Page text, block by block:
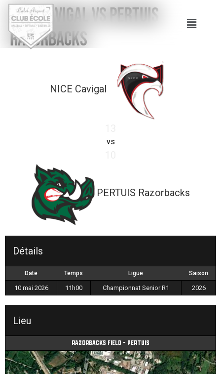
NICE Cavigal vs PERTUIS
Razorbacks
NICE Cavigal
vs
PERTUIS Razorbacks
Détails
Date Temps Ligue Saison
10 mai 2026 11h00 Championnat Senior R1 2026
Lieu
Razorbacks field - Pertuis